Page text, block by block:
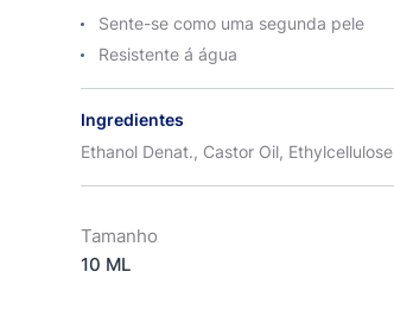
Sente-se como uma segunda pele
Resistente á água
Ingredientes
Ethanol Denat., Castor Oil, Ethylcellulose
Tamanho
10 ML